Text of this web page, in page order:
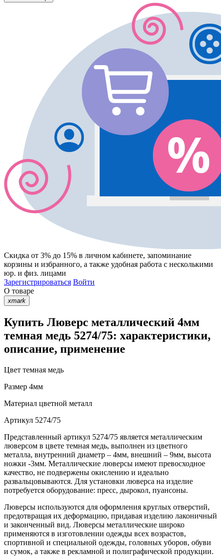
Скидка от 3% до 15% в личном кабинете, запоминание
корзины и избранного, а также удобная работа с несколькими
юр. и физ. лицами
Зарегистрироваться Войти
О товаре
xmark
Купить Люверс металлический 4мм
темная медь 5274/75: характеристики,
описание, применение
Цвет темная медь
Размер 4мм
Материал цветной металл
Артикул 5274/75
Представленный артикул 5274/75 является металлическим
люверсом в цвете темная медь, выполнен из цветного
металла, внутренний диаметр – 4мм, внешний – 9мм, высота
ножки -3мм. Металлические люверсы имеют превосходное
качество, не подвержены окислению и идеально
развальцовываются. Для установки люверса на изделие
потребуется оборудование: пресс, дырокол, пуансоны.
Люверсы используются для оформления круглых отверстий,
предотвращая их деформацию, придавая изделию лаконичный
и законченный вид. Люверсы металлические широко
применяются в изготовлении одежды всех возрастов,
спортивной и специальной одежды, головных уборов, обуви
и сумок, а также в рекламной и полиграфической продукции.